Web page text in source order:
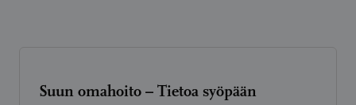
Suun omahoito – Tietoa syöpään